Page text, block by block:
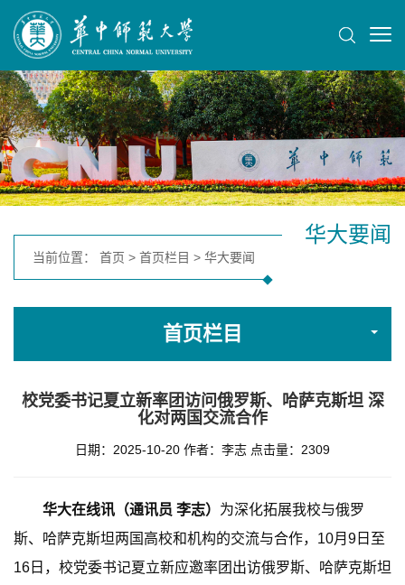
华大要闻
当前位置： 首页 > 首页栏目 > 华大要闻
首页栏目
校党委书记夏立新率团访问俄罗斯、哈萨克斯坦 深
化对两国交流合作
日期：2025-10-20 作者：李志 点击量： 2309
华大在线讯（通讯员 李志） 为深化拓展我校与俄罗
斯、哈萨克斯坦两国高校和机构的交流与合作，10月9日至
16日，校党委书记夏立新应邀率团出访俄罗斯、哈萨克斯坦